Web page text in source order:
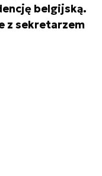
belgijską.
z sekretarzem